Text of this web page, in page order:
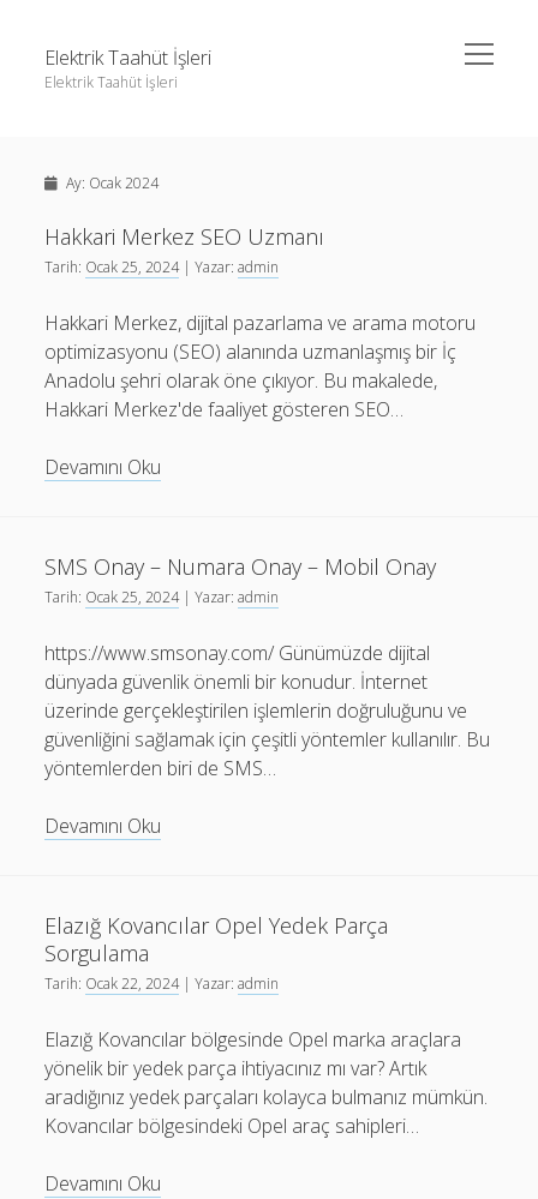
Elektrik Taahüt İşleri
Elektrik Taahüt İşleri
menüyü
aç
Liste
Sayfa Listesi
Tiktok Takipçi Hilesi Şifresiz
Ücretsiz Instagram Bayan Takipçi Hilesi
Instagram Gizli Story İzleme
Sayfa Listesi
Tiktok Takipçi Hilesi Şifresiz
Ücretsiz Instagram Bayan Takipçi Hilesi
Ay: Ocak 2024
Hakkari Merkez SEO Uzmanı
Tarih: Ocak 25, 2024| Yazar:admin
Hakkari Merkez, dijital pazarlama ve arama motoru
optimizasyonu (SEO) alanında uzmanlaşmış bir İç
Anadolu şehri olarak öne çıkıyor. Bu makalede,
Hakkari Merkez'de faaliyet gösteren SEO…
Devamını Oku
SMS Onay – Numara Onay – Mobil Onay
Tarih: Ocak 25, 2024| Yazar:admin
https://www.smsonay.com/ Günümüzde dijital
dünyada güvenlik önemli bir konudur. İnternet
üzerinde gerçekleştirilen işlemlerin doğruluğunu ve
güvenliğini sağlamak için çeşitli yöntemler kullanılır. Bu
yöntemlerden biri de SMS…
Devamını Oku
Numara
Onay
Mobil
Onay
Elazığ Kovancılar Opel Yedek Parça
Sorgulama
Tarih: Ocak 22, 2024| Yazar:admin
Elazığ Kovancılar bölgesinde Opel marka araçlara
yönelik bir yedek parça ihtiyacınız mı var? Artık
aradığınız yedek parçaları kolayca bulmanız mümkün.
Kovancılar bölgesindeki Opel araç sahipleri…
Devamını Oku